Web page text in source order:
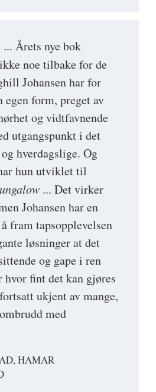
Årets nye bok
noe tilbake for de
Johansen har for
egen form, preget av
og vidtfavnende
utgangspunkt i det
hverdagslige. Og
hun utviklet til
... Det virker
Johansen har en
fram tapsopplevelsen
løsninger at det
og gape i ren
hvor fint det kan gjøres
ukjent av mange,
med
HAMAR